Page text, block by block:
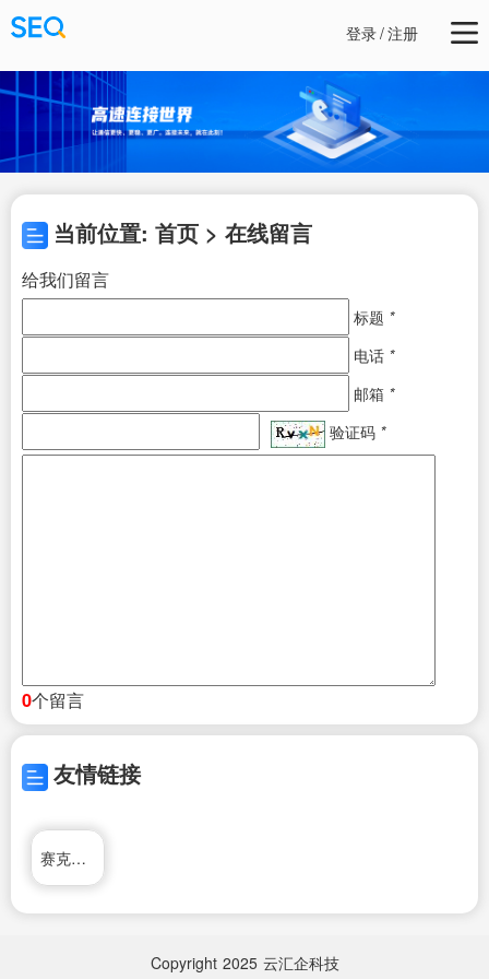
登录/注册
当前位置: 首页 > 在线留言
给我们留言
标题 *
电话 *
邮箱 *
验证码 *
0个留言
友情链接
赛克电动车
Copyright 2025 云汇企科技